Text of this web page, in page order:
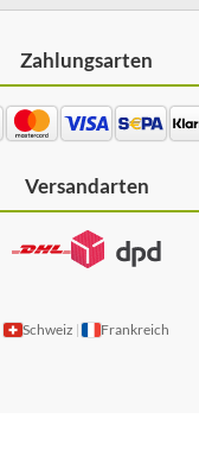
Zahlungsarten
Versandarten
Schweiz Frankreich